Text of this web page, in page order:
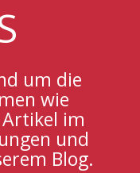
um die
wie
im
und
Blog.